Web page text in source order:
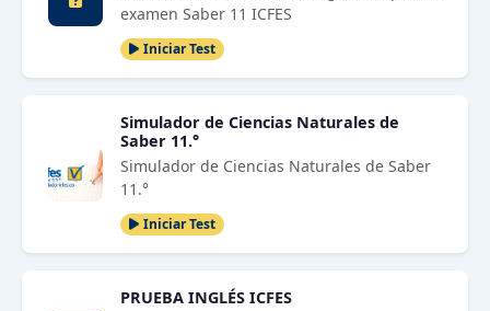
examen Saber 11 ICFES
Iniciar Test
Simulador de Ciencias Naturales de
Saber 11.°
Simulador de Ciencias Naturales de Saber
11.°
Iniciar Test
PRUEBA INGLÉS ICFES